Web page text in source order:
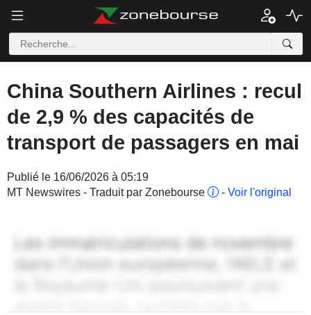
China Southern Airlines : recul
de 2,9 % des capacités de
transport de passagers en mai
Publié le 16/06/2026 à 05:19
MT Newswires - Traduit par Zonebourse
- Voir l'original